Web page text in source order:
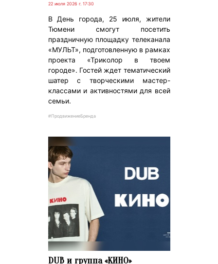
22 июля 2026 г. 17:30
В День города, 25 июля, жители
Тюмени смогут посетить
праздничную площадку телеканала
«МУЛЬТ», подготовленную в рамках
проекта «Триколор в твоем
городе». Гостей ждет тематический
шатер с творческими мастер-
классами и активностями для всей
семьи.
#ПродвижениеБренда
DUB и группа «КИНО»